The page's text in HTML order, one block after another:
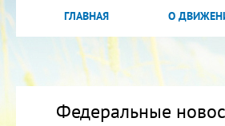
ГЛАВНАЯ О
Федеральные